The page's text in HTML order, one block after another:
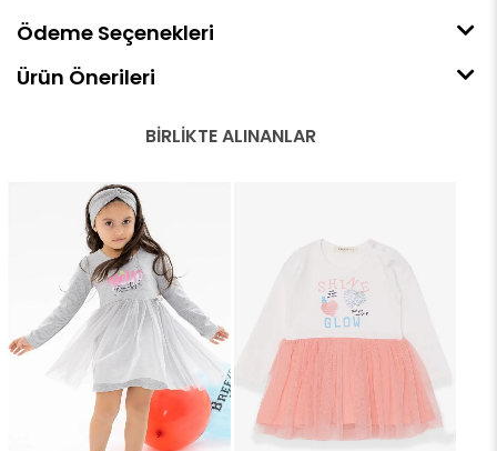
Ödeme Seçenekleri
Ürün Önerileri